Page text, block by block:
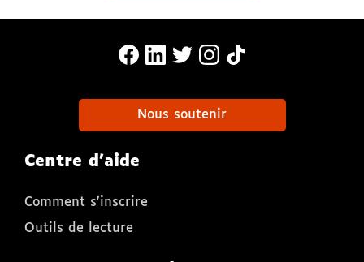
MonaLira Sur Facebook (nouvelle
MonaLira Sur Linkedin
MonaLira Sur Twitter
MonaLira Sur
Nous soutenir
Centre d'aide
Comment s'inscrire
Outils de lecture